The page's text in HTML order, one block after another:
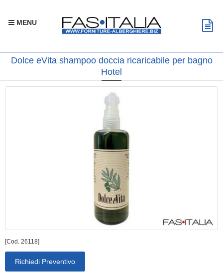
MENU
Dolce eVita shampoo doccia ricaricabile per bagno
Hotel
[Cod. 26118]
Richiedi Preventivo